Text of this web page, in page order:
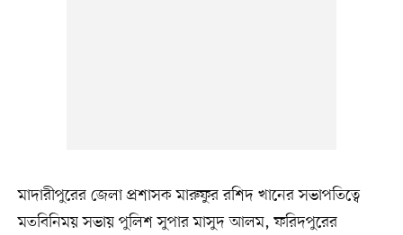
মাদারীপুরের জেলা প্রশাসক মারুফুর রশিদ খানের সভাপতিত্বে
মতবিনিময় সভায় পুলিশ সুপার মাসুদ আলম, ফরিদপুরের